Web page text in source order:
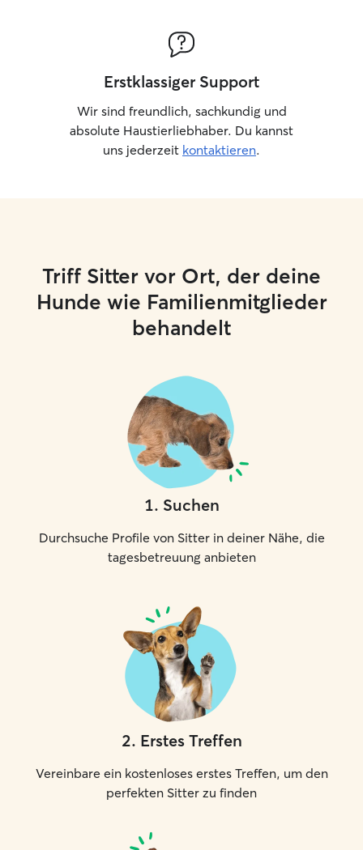
Erstklassiger Support
Wir sind freundlich, sachkundig und
absolute Haustierliebhaber. Du kannst
uns jederzeit kontaktieren.
Triff Sitter vor Ort, der deine
Hunde wie Familienmitglieder
behandelt
1. Suchen
Durchsuche Profile von Sitter in deiner Nähe, die
tagesbetreuung anbieten
2. Erstes Treffen
Vereinbare ein kostenloses erstes Treffen, um den
perfekten Sitter zu finden